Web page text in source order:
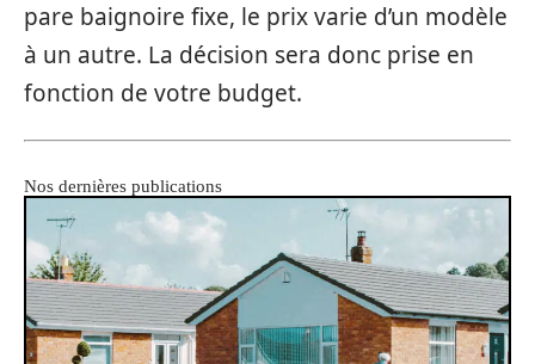
pare baignoire fixe, le prix varie d’un modèle
à un autre. La décision sera donc prise en
fonction de votre budget.
Nos dernières publications